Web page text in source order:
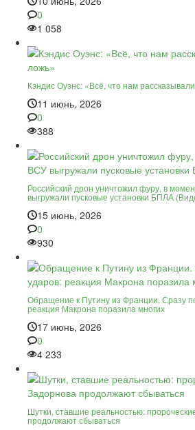
0
1 058
Кэндис Оуэнс: «Всё, что нам
11 июнь, 2026
0
388
Российский дрон уничтожил фуру, в
выгружали пусковые установки БПЛА
15 июнь, 2026
0
930
Обращение к Путину из Франции. Сразу
реакция Макрона поразила многих
17 июнь, 2026
0
4 233
Шутки, ставшие реальностью:
продолжают сбываться